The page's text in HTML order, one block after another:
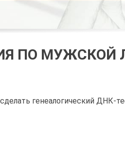
ПО МУЖСКОЙ
генеалогический ДНК-